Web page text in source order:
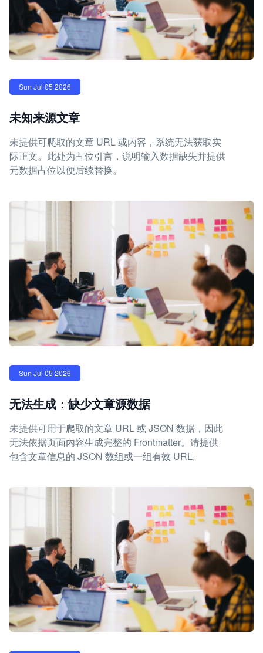
Sun Jul 05 2026
未知来源文章
未提供可爬取的文章 URL 或内容，系统无法获取实
际正文。此处为占位引言，说明输入数据缺失并提供
元数据占位以便后续替换。
Sun Jul 05 2026
无法生成：缺少文章源数据
未提供可用于爬取的文章 URL 或 JSON 数据，因此
无法依据页面内容生成完整的 Frontmatter。请提供
包含文章信息的 JSON 数组或一组有效 URL。